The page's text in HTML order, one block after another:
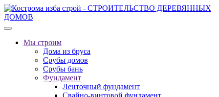
Мы строим
Дома из бруса
Срубы домов
Срубы бань
Фундамент
Ленточный фундамент
Свайно-винтовой фундамент